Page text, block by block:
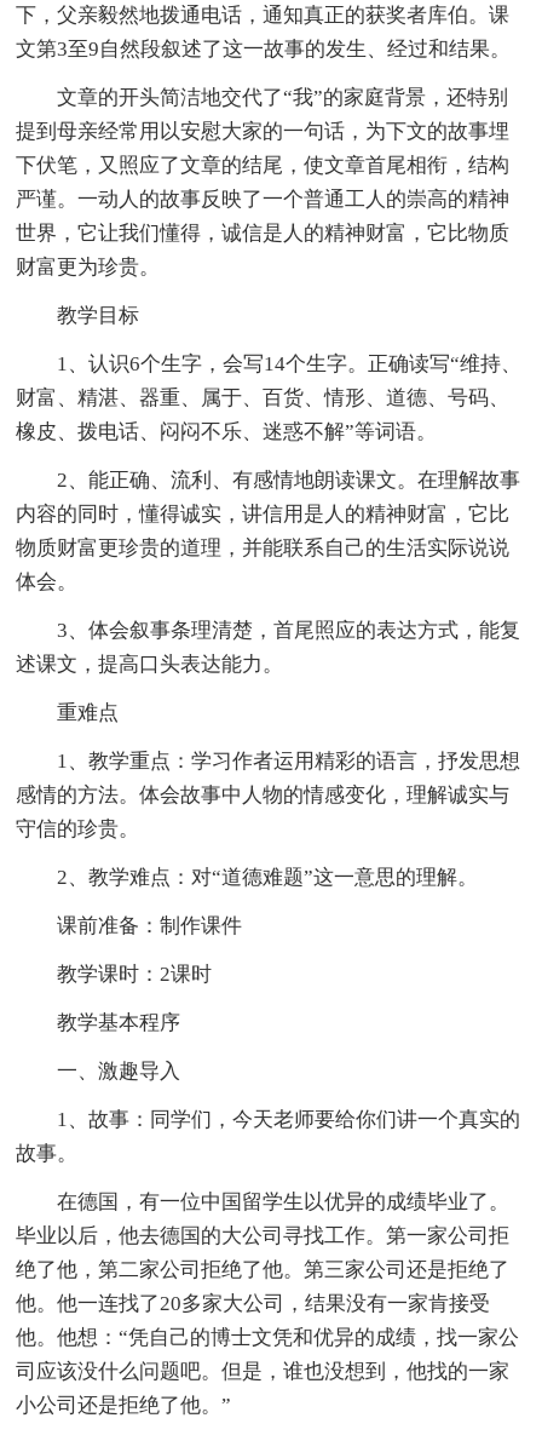
下，父亲毅然地拨通电话，通知真正的获奖者库伯。课
文第3至9自然段叙述了这一故事的发生、经过和结果。
文章的开头简洁地交代了“我”的家庭背景，还特别
提到母亲经常用以安慰大家的一句话，为下文的故事埋
下伏笔，又照应了文章的结尾，使文章首尾相衔，结构
严谨。一动人的故事反映了一个普通工人的崇高的精神
世界，它让我们懂得，诚信是人的精神财富，它比物质
财富更为珍贵。
教学目标
1、认识6个生字，会写14个生字。正确读写“维持、
财富、精湛、器重、属于、百货、情形、道德、号码、
橡皮、拨电话、闷闷不乐、迷惑不解”等词语。
2、能正确、流利、有感情地朗读课文。在理解故事
内容的同时，懂得诚实，讲信用是人的精神财富，它比
物质财富更珍贵的道理，并能联系自己的生活实际说说
体会。
3、体会叙事条理清楚，首尾照应的表达方式，能复
述课文，提高口头表达能力。
重难点
1、教学重点：学习作者运用精彩的语言，抒发思想
感情的方法。体会故事中人物的情感变化，理解诚实与
守信的珍贵。
2、教学难点：对“道德难题”这一意思的理解。
课前准备：制作课件
教学课时：2课时
教学基本程序
一、激趣导入
1、故事：同学们，今天老师要给你们讲一个真实的
故事。
在德国，有一位中国留学生以优异的成绩毕业了。
毕业以后，他去德国的大公司寻找工作。第一家公司拒
绝了他，第二家公司拒绝了他。第三家公司还是拒绝了
他。他一连找了20多家大公司，结果没有一家肯接受
他。他想：“凭自己的博士文凭和优异的成绩，找一家公
司应该没什么问题吧。但是，谁也没想到，他找的一家
小公司还是拒绝了他。”